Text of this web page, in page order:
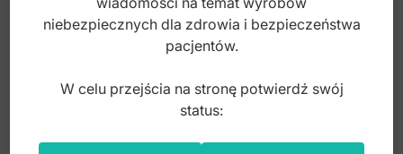
niebezpiecznych dla zdrowia i bezpieczeństwa
pacjentów.
W celu przejścia na stronę potwierdź swój
status: